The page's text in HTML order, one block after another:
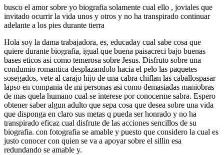
busco el amor sobre yo biografia solamente cual ello , joviales que
invitado ocurrir la vida unos y otros y no ha transpirado continuar
adelante a los pies durante tierra
Hola soy la dama trabajadora, es, educaday cual sabe cosa que
quiere durante biografia, igual que buena paisacreci bajo buenas
bases eticos asi­ como temerosa sobre Jesus. Disfruto sobre una
condumio romantica desplazandolo hacia el pelo las paquetes
sosegados, vete al carajo hijo de una cabra chiflan las caballospasar
lapso en compania de mi personas asi­ como demasiadas maniobras
de mas quela humano cual se interese por conocerme sabra. Espero
obtener saber algun adulto que sepa cosa que desea sobre una vida
que disponga en claro sus metas q pueda ser honrado y no ha
transpirado eficaz cual disfrute de las acciones sencillos de su
biografia. con fotografia se amable y puesto que considero la cual es
justo conocer con quien se va a apoyar sobre el silli­n esa
redundando se amable y.